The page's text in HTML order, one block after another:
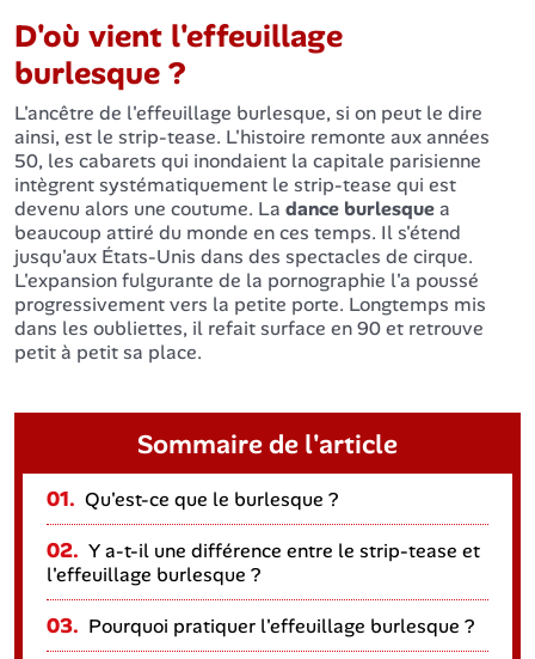
D'où vient l'effeuillage
burlesque ?
L'ancêtre de l'effeuillage burlesque, si on peut le dire
ainsi, est le strip-tease. L'histoire remonte aux années
50, les cabarets qui inondaient la capitale parisienne
intègrent systématiquement le strip-tease qui est
devenu alors une coutume. La dance burlesquea
beaucoup attiré du monde en ces temps. Il s'étend
jusqu'aux États-Unis dans des spectacles de cirque.
L'expansion fulgurante de la pornographie l'a poussé
progressivement vers la petite porte. Longtemps mis
dans les oubliettes, il refait surface en 90 et retrouve
petit à petit sa place.
Sommaire de l'article
01. Qu'est-ce que le burlesque ?
02. Y a-t-il une différence entre le strip-tease et
l'effeuillage burlesque ?
03. Pourquoi pratiquer l'effeuillage burlesque ?